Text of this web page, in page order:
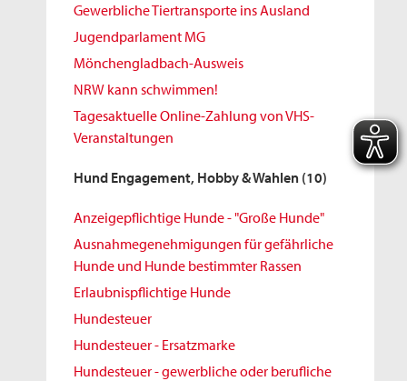
Gewerbliche Tiertransporte ins Ausland
Jugendparlament MG
Mönchengladbach-Ausweis
NRW kann schwimmen!
Tagesaktuelle Online-Zahlung von VHS-
Veranstaltungen
Hund Engagement, Hobby & Wahlen (10)
Anzeigepflichtige Hunde - "Große Hunde"
Ausnahmegenehmigungen für gefährliche
Hunde und Hunde bestimmter Rassen
Erlaubnispflichtige Hunde
Hundesteuer
Hundesteuer - Ersatzmarke
Hundesteuer - gewerbliche oder berufliche